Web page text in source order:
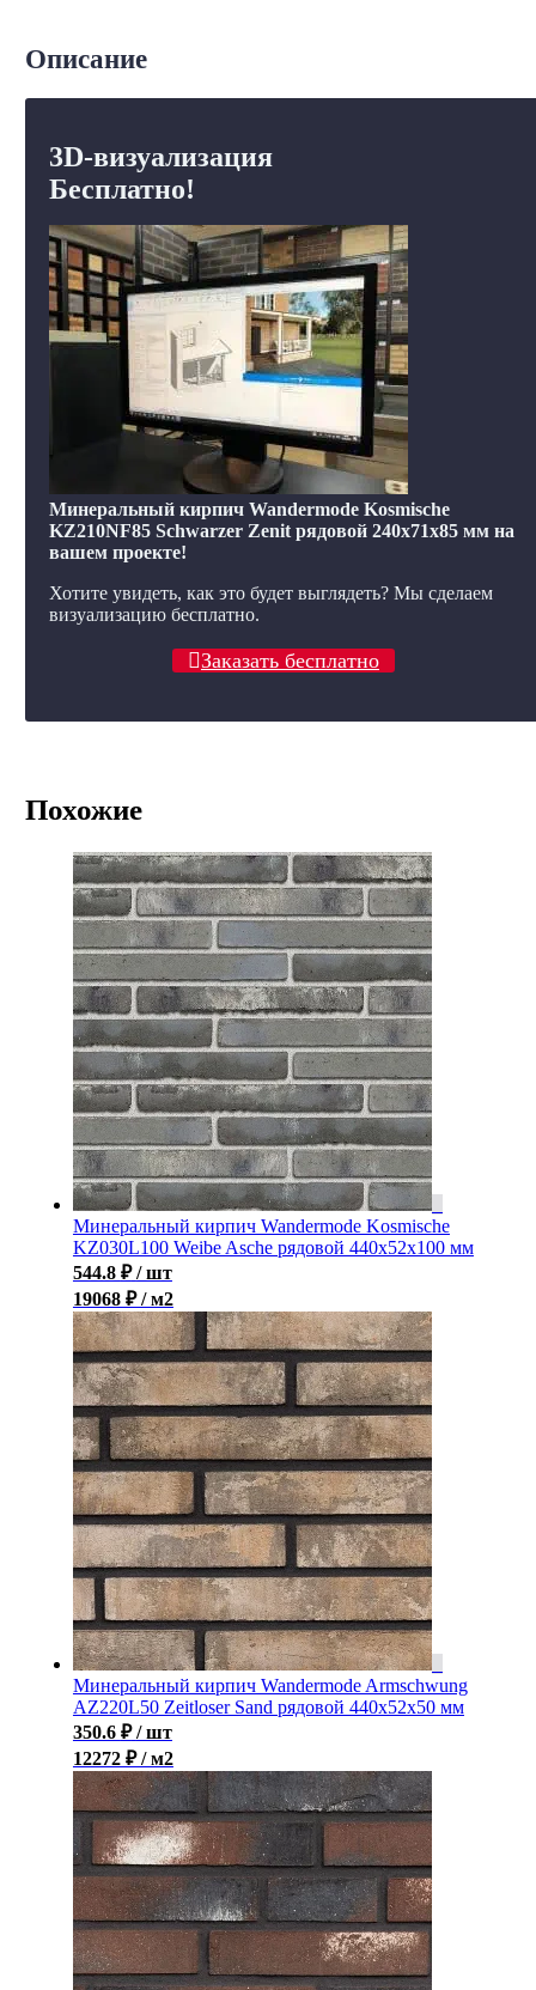
Описание
3D-визуализация
Бесплатно!
Минеральный кирпич Wandermode Kosmische
KZ210NF85 Schwarzer Zenit рядовой 240x71x85 мм на
вашем проекте!
Хотите увидеть, как это будет выглядеть? Мы сделаем
визуализацию бесплатно.
Заказать бесплатно
Похожие
Минеральный кирпич Wandermode Kosmische
KZ030L100 Weibe Asche рядовой 440x52x100 мм
544.8 ₽ / шт
19068 ₽ / м2
Минеральный кирпич Wandermode Armschwung
AZ220L50 Zeitloser Sand рядовой 440x52x50 мм
350.6 ₽ / шт
12272 ₽ / м2